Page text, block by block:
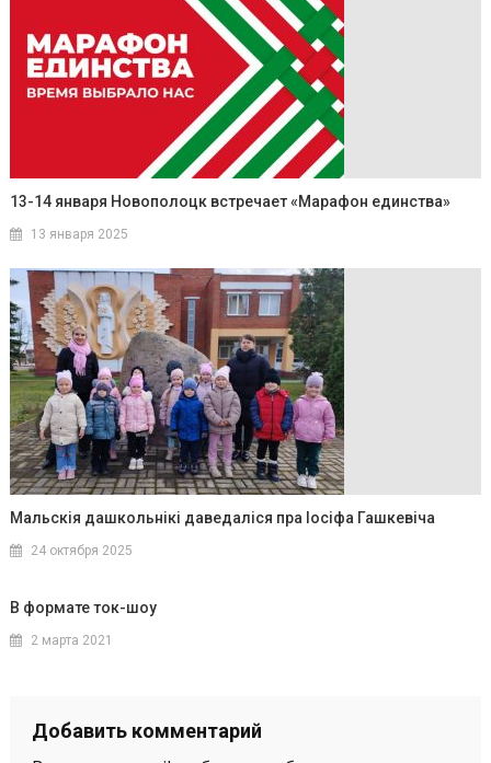
13-14 января Новополоцк встречает «Марафон единства»
13 января 2025
Мальскія дашкольнікі даведаліся пра Іосіфа Гашкевіча
24 октября 2025
В формате ток-шоу
2 марта 2021
Добавить комментарий